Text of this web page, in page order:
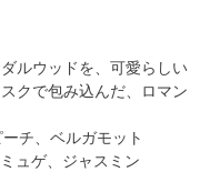
ルウッドを、可愛らしい
クで包み込んだ、ロマン
チ、ベルガモット
ュゲ、ジャスミン